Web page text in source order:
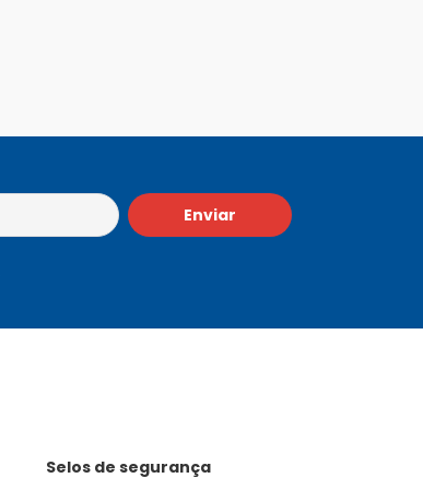
Enviar
Selos de segurança